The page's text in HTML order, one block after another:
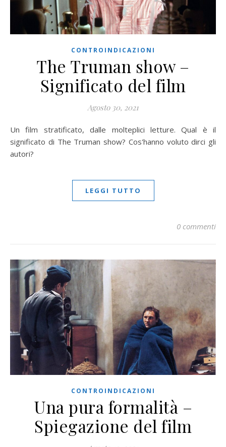
CONTROINDICAZIONI
The Truman show –
Significato del film
Agosto 30, 2021
Un film stratificato, dalle molteplici letture. Qual è il
significato di The Truman show? Cos'hanno voluto dirci gli
autori?
LEGGI TUTTO
0 commenti
CONTROINDICAZIONI
Una pura formalità –
Spiegazione del film